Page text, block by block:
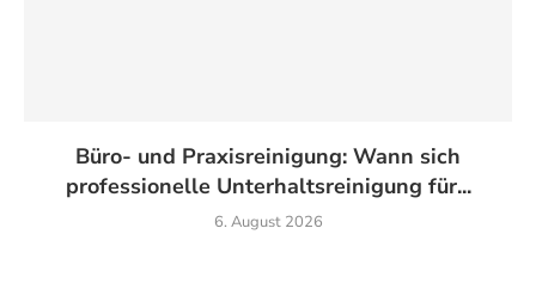
Büro- und Praxisreinigung: Wann sich
professionelle Unterhaltsreinigung für...
6. August 2026